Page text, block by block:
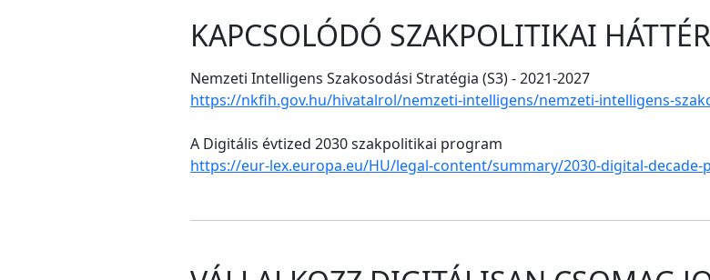
KAPCSOLÓDÓ SZAKPOLITIKAI HÁTTÉR
Nemzeti Intelligens Szakosodási Stratégia (S3) - 2021-2027
https://nkfih.gov.hu/hivatalrol/nemzeti-intelligens/nemzeti-intelligens-
A Digitális évtized 2030 szakpolitikai program
https://eur-lex.europa.eu/HU/legal-content/summary/2030-digital-